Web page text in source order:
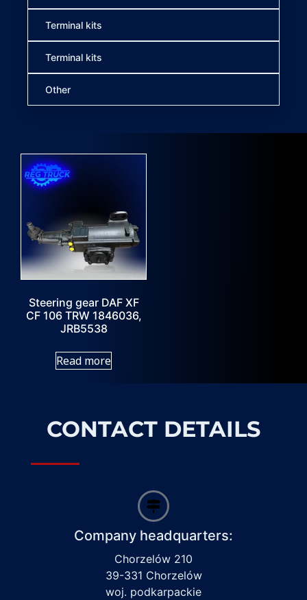
Terminal kits
Terminal kits
Other
Steering gear DAF XF
CF 106 TRW 1846036,
JRB5538
Read more
CONTACT DETAILS
Company headquarters:
Chorzelów 210
39-331 Chorzelów
woj. podkarpackie